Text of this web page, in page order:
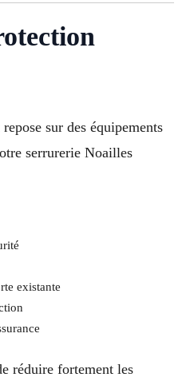
sur des équipements
serrurerie Noailles
existante
réduire fortement les